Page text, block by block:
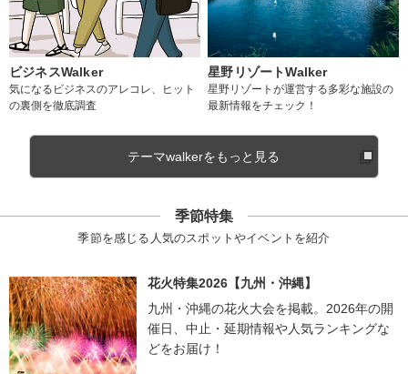
ビジネスWalker
気になるビジネスのアレコレ、ヒット
の裏側を徹底調査
星野リゾートWalker
星野リゾートが運営する多彩な施設の
最新情報をチェック！
テーマwalkerをもっと見る
季節特集
季節を感じる人気のスポットやイベントを紹介
花火特集2026【九州・沖縄】
九州・沖縄の花火大会を掲載。2026年の開
催日、中止・延期情報や人気ランキングな
どをお届け！